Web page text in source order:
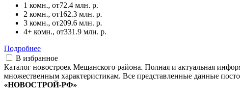
1 комн., от72.4 млн. р.
2 комн., от162.3 млн. р.
3 комн., от209.6 млн. р.
4+ комн., от331.9 млн. р.
Подробнее
В избранное
Каталог новостроек Мещанского района. Полная и актуальная
множественным характеристикам. Все представленные данные
«НОВОСТРОЙ-РФ»